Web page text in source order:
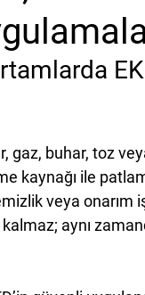
gaz, buhar, toz
kaynağı ile
veya onarım
kalmaz; aynı